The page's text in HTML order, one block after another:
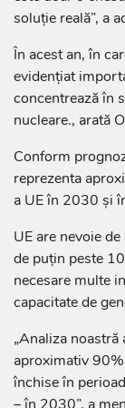
soluție reală”, a
În acest an, în
evidențiat
concentrează în
nucleare., arată
Conform
reprezenta
a UE în 2030 și
UE are nevoie
de puțin peste
necesare multe
capacitate de
„Analiza
aproximativ
închise în